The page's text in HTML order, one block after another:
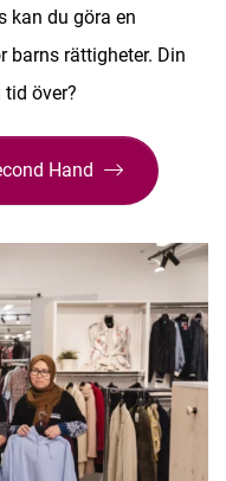
kan du göra en
barns rättigheter. Din
över?
Hand